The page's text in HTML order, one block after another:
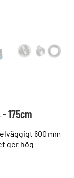
175cm
600 mm
ger hög